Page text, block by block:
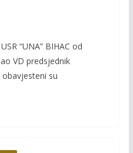
“UNA” BIHAC od
VD predsjednik
su